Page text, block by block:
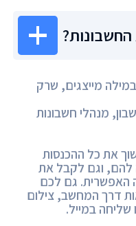
מייצגים, שרק
מנהלי חשבונות
את כל ההכנסות
להם, וגם לקבל את
האפשרית. גם לכם
דרך המחשב, צילום
במייל.